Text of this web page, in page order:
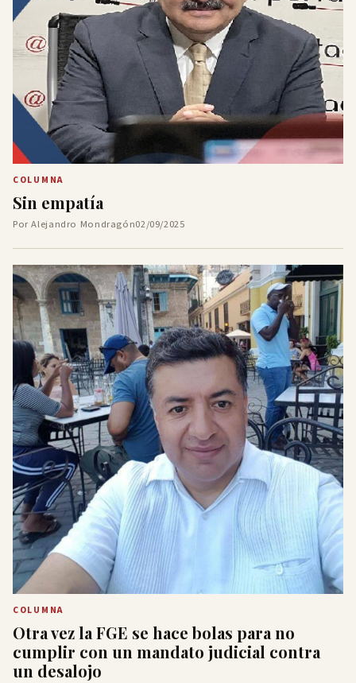
COLUMNA
Sin empatía
Por Alejandro Mondragón02/09/2025
COLUMNA
Otra vez la FGE se hace bolas para no
cumplir con un mandato judicial contra
un desalojo